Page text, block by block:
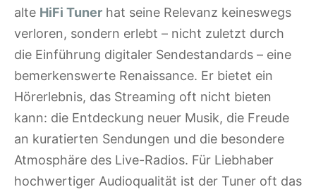
alte HiFi Tuner hat seine Relevanz keineswegs
verloren, sondern erlebt – nicht zuletzt durch
die Einführung digitaler Sendestandards – eine
bemerkenswerte Renaissance. Er bietet ein
Hörerlebnis, das Streaming oft nicht bieten
kann: die Entdeckung neuer Musik, die Freude
an kuratierten Sendungen und die besondere
Atmosphäre des Live-Radios. Für Liebhaber
hochwertiger Audioqualität ist der Tuner oft das